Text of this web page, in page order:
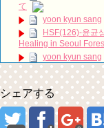
#namjihyun
「黒騎士～永遠
ハン・ヘジン
&#39; (ft. 도여니의 학
EP.18
ソン・ヘギョ
ハン・ヘジン
한가인 –
「ライフ・ オ
ル開始！
て
yoon kyun sang
HSF(126)-윤균
Healing in Seoul
yoon kyun sang
ユン・ギュン
九尾狐外伝 第
九尾狐外伝 メ
チョ・ヒョン
キム・テヒの
シェアする